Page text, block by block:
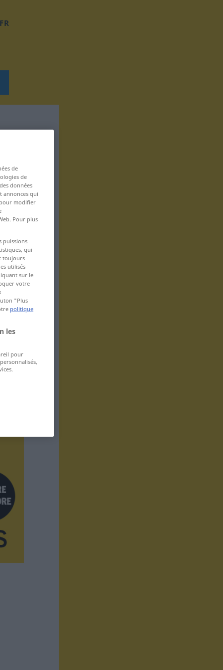
FR
de
de
données
annonces qui
modifier
Pour plus
puissions
qui
toujours
utilisés
sur le
votre
"Plus
politique
les
pour